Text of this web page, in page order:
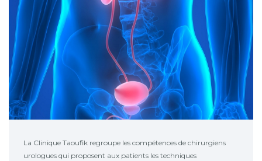
La Clinique Taoufik regroupe les compétences de chirurgiens
urologues qui proposent aux patients les techniques